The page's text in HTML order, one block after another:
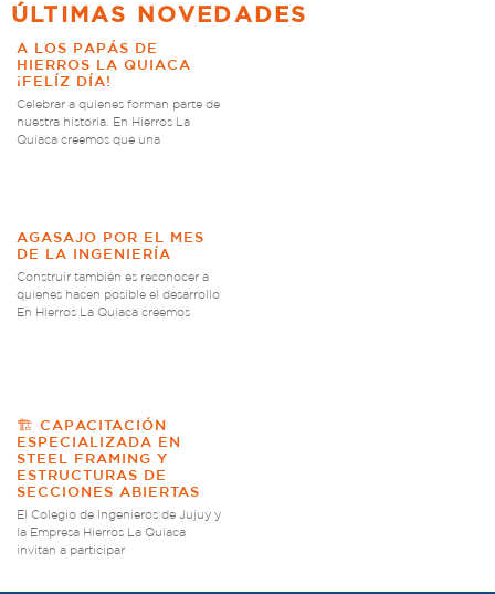
ÚLTIMAS NOVEDADES
A LOS PAPÁS DE
HIERROS LA QUIACA
¡FELÍZ DÍA!
Celebrar a quienes forman parte de
nuestra historia. En Hierros La
Quiaca creemos que una
AGASAJO POR EL MES
DE LA INGENIERÍA
Construir también es reconocer a
quienes hacen posible el desarrollo
En Hierros La Quiaca creemos
🏗️ CAPACITACIÓN
ESPECIALIZADA EN
STEEL FRAMING Y
ESTRUCTURAS DE
SECCIONES ABIERTAS
El Colegio de Ingenieros de Jujuy y
la Empresa Hierros La Quiaca
invitan a participar